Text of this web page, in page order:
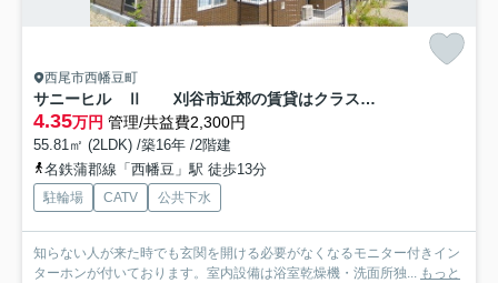
西尾市西幡豆町
サニーヒル Ⅱ 刈谷市近郊の賃貸はクラスホーム刈谷店
4.35万円 管理/共益費2,300円
55.81㎡ (2LDK) /築16年 /2階建
名鉄蒲郡線「西幡豆」駅 徒歩13分
駐輪場 CATV 公共下水
知らない人が来た時でも玄関を開ける必要がなくなるモニター付きイン
ターホンが付いております。室内設備は浴室乾燥機・洗面所独... もっと